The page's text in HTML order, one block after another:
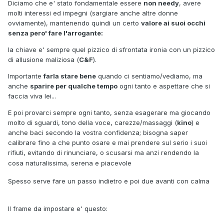
Diciamo che e' stato fondamentale essere non needy, avere
molti interessi ed impegni (sargiare anche altre donne
ovviamente), mantenendo quindi un certo valore ai suoi occhi
senza pero' fare l'arrogante:
la chiave e' sempre quel pizzico di sfrontata ironia con un pizzico
di allusione maliziosa (C&F).
Importantefarla stare bene quando ci sentiamo/vediamo, ma
anche sparire per qualche tempo ogni tanto e aspettare che si
faccia viva lei...
E poi provarci sempre ogni tanto, senza esagerare ma giocando
molto di sguardi, tono della voce, carezze/massaggi (kino) e
anche baci secondo la vostra confidenza; bisogna saper
calibrare fino a che punto osare e mai prendere sul serio i suoi
rifiuti, evitando di rinunciare, o scusarsi ma anzi rendendo la
cosa naturalissima, serena e piacevole
Spesso serve fare un passo indietro e poi due avanti con calma
Il frame da impostare e' questo: